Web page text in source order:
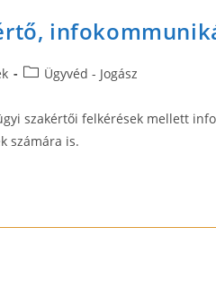
PostÜgyvéd - Jogász
szakértői felkérések mellett
számára is.